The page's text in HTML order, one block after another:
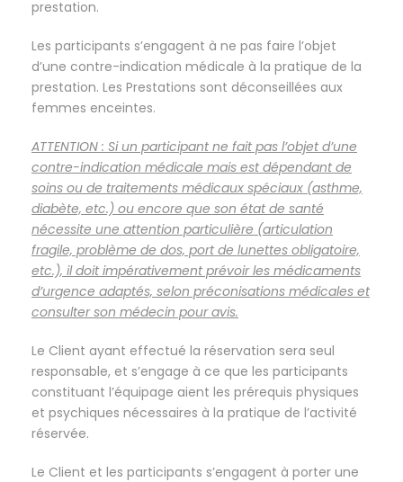
prestation.
Les participants s’engagent à ne pas faire l’objet
d’une contre-indication médicale à la pratique de la
prestation. Les Prestations sont déconseillées aux
femmes enceintes.
ATTENTION : Si un participant ne fait pas l’objet d’une
contre-indication médicale mais est dépendant de
soins ou de traitements médicaux spéciaux (asthme,
diabète, etc.) ou encore que son état de santé
nécessite une attention particulière (articulation
fragile, problème de dos, port de lunettes obligatoire,
etc.), il doit impérativement prévoir les médicaments
d’urgence adaptés, selon préconisations médicales et
consulter son médecin pour avis.
Le Client ayant effectué la réservation sera seul
responsable, et s’engage à ce que les participants
constituant l’équipage aient les prérequis physiques
et psychiques nécessaires à la pratique de l’activité
réservée.
Le Client et les participants s’engagent à porter une